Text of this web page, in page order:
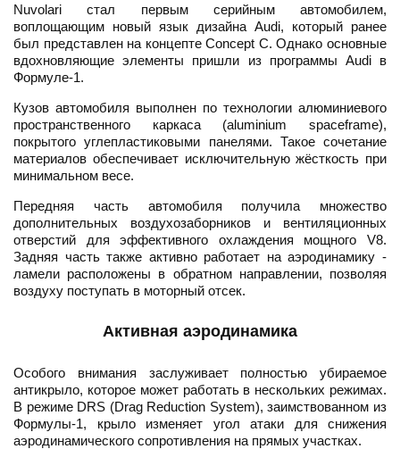
Nuvolari стал первым серийным автомобилем,
воплощающим новый язык дизайна Audi, который ранее
был представлен на концепте Concept C. Однако основные
вдохновляющие элементы пришли из программы Audi в
Формуле-1.
Кузов автомобиля выполнен по технологии алюминиевого
пространственного каркаса (aluminium spaceframe),
покрытого углепластиковыми панелями. Такое сочетание
материалов обеспечивает исключительную жёсткость при
минимальном весе.
Передняя часть автомобиля получила множество
дополнительных воздухозаборников и вентиляционных
отверстий для эффективного охлаждения мощного V8.
Задняя часть также активно работает на аэродинамику -
ламели расположены в обратном направлении, позволяя
воздуху поступать в моторный отсек.
Активная аэродинамика
Особого внимания заслуживает полностью убираемое
антикрыло, которое может работать в нескольких режимах.
В режиме DRS (Drag Reduction System), заимствованном из
Формулы-1, крыло изменяет угол атаки для снижения
аэродинамического сопротивления на прямых участках.